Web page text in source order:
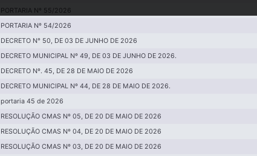
PORTARIA Nº 55/2026
PORTARIA Nº 54/2026
DECRETO N° 50, DE 03 DE JUNHO DE 2026
DECRETO MUNICIPAL Nº 49, DE 03 DE JUNHO DE 2026.
DECRETO Nº. 45, DE 28 DE MAIO DE 2026
DECRETO MUNICIPAL Nº 44, DE 28 DE MAIO DE 2026.
portaria 45 de 2026
RESOLUÇÃO CMAS Nº 05, DE 20 DE MAIO DE 2026
RESOLUÇÃO CMAS Nº 04, DE 20 DE MAIO DE 2026
RESOLUÇÃO CMAS Nº 03, DE 20 DE MAIO DE 2026